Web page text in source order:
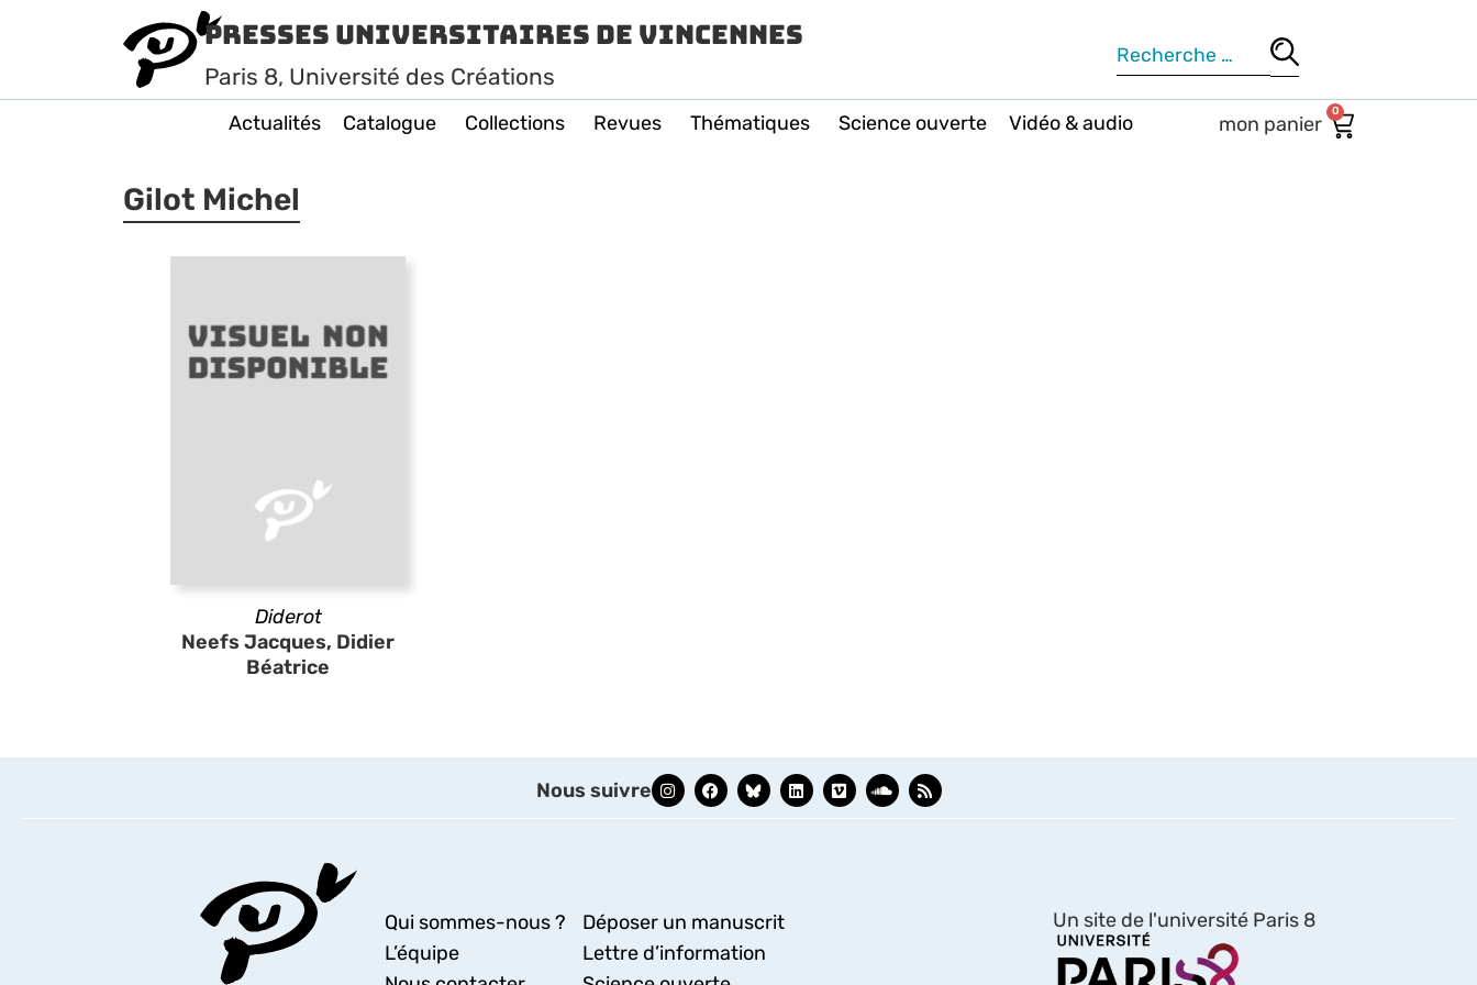
Presses Universitaires de Vincennes
Paris 8, Université des Créations
Actualités Catalogue Collections Revues Thématiques Science ouverte Vidéo & audio 0
Gilot Michel
Diderot
Neefs Jacques, Didier
Béatrice
Nous suivre
Qui sommes-nous ?
L’équipe
Déposer un manuscrit
Lettre d’information
Un site de l'université Paris 8